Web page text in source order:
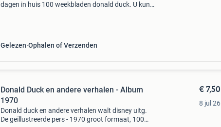
dagen in huis 100 weekbladen donald duck. U kunt
Gelezen Ophalen of Verzenden
Donald Duck en andere verhalen - Album
1970
Donald duck en andere verhalen walt disney uitg.
De geïllustreerde pers - 1970 groot formaat, 100
€ 7,50
8 jul 26